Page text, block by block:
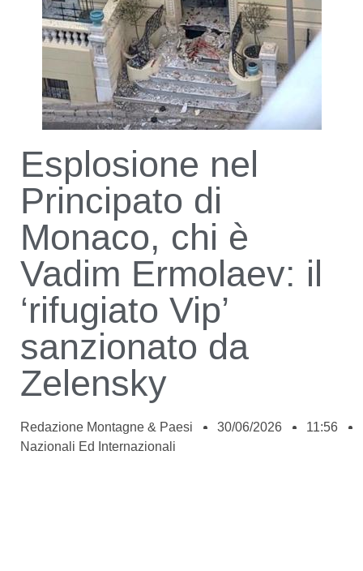
Esplosione nel
Principato di
Monaco, chi è
Vadim Ermolaev: il
‘rifugiato Vip’
sanzionato da
Zelensky
Redazione Montagne & Paesi 30/06/2026
11:56
Nazionali Ed Internazionali